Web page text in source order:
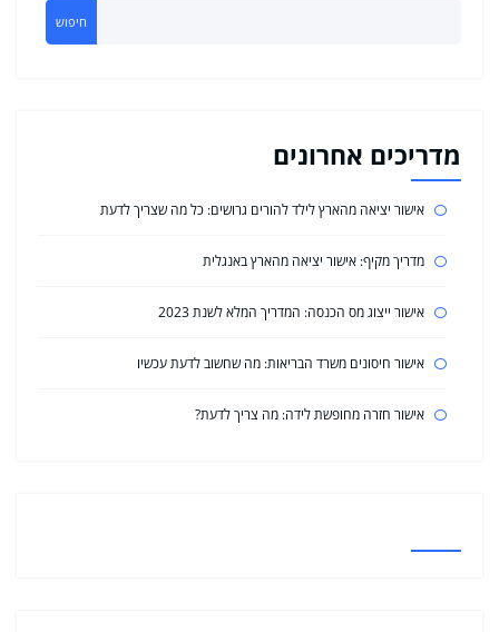
חיפוש
מדריכים אחרונים
אישור יציאה מהארץ לילד להורים גרושים: כל מה שצריך לדעת
מדריך מקיף: אישור יציאה מהארץ באנגלית
אישור ייצוג מס הכנסה: המדריך המלא לשנת 2023
אישור חיסונים משרד הבריאות: מה שחשוב לדעת עכשיו
אישור חזרה מחופשת לידה: מה צריך לדעת?